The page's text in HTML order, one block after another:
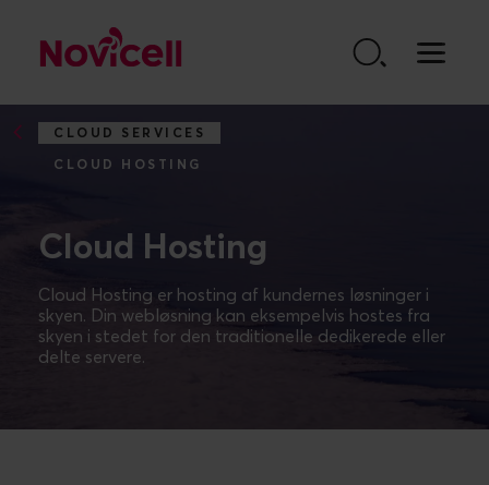
CLOUD SERVICES
CLOUD HOSTING
Cloud Hosting
Cloud Hosting er hosting af kundernes løsninger i
skyen. Din webløsning kan eksempelvis hostes fra
skyen i stedet for den traditionelle dedikerede eller
delte servere.